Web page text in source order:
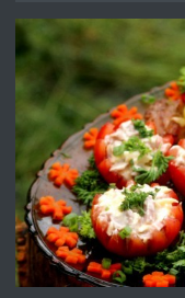
ПРЕДЛАГА
ПРЕДЛАГА